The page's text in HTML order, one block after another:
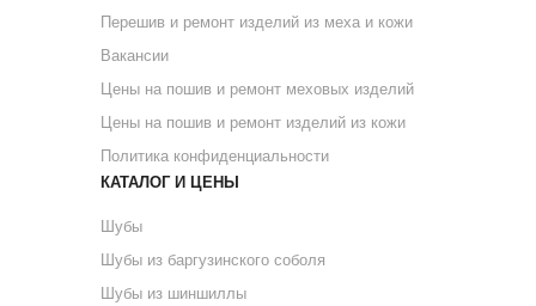
Перешив и ремонт изделий из меха и кожи
Вакансии
Цены на пошив и ремонт меховых изделий
Цены на пошив и ремонт изделий из кожи
Политика конфиденциальности
КАТАЛОГ И ЦЕНЫ
Шубы
Шубы из баргузинского соболя
Шубы из шиншиллы